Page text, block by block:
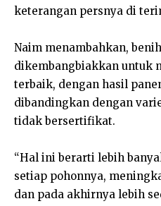
keterangan persnya di
Naim menambahkan,
dikembangbiakkan untuk
terbaik, dengan hasil
dibandingkan dengan
tidak bersertifikat.
“Hal ini berarti lebih
setiap pohonnya,
dan pada akhirnya lebih